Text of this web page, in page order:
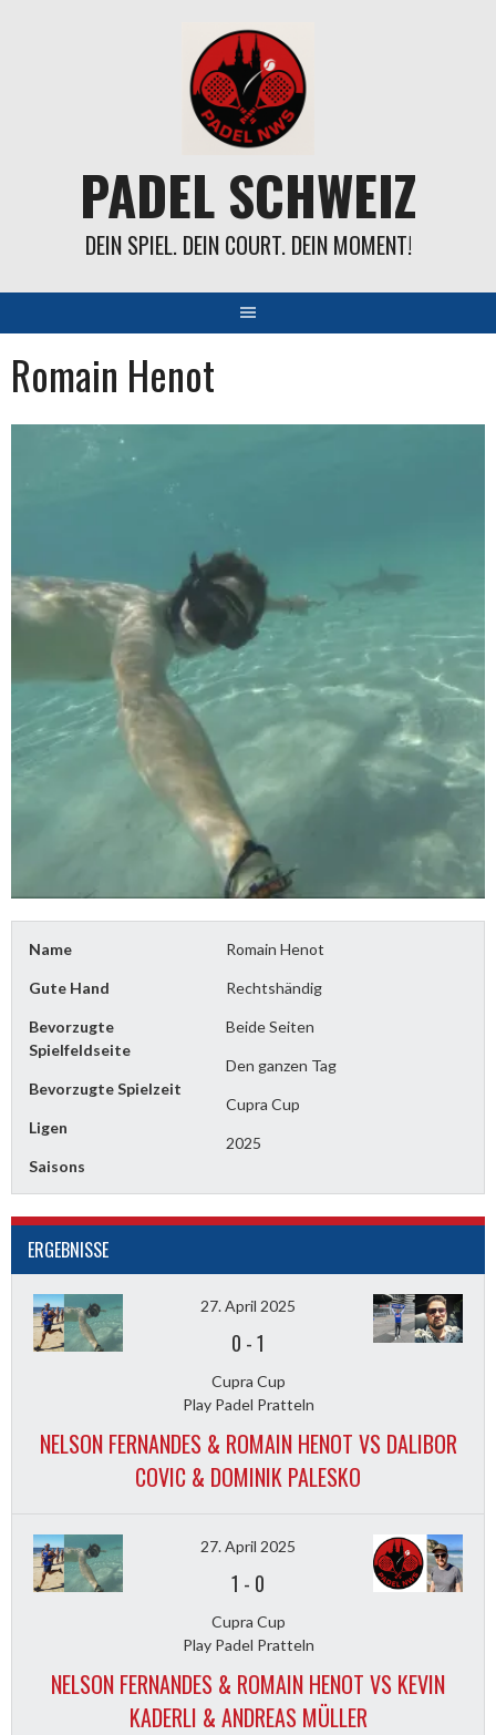
PADEL SCHWEIZ
DEIN SPIEL. DEIN COURT. DEIN MOMENT!
Romain Henot
Name Romain Henot
Gute Hand Rechtshändig
Bevorzugte
Spielfeldseite
Beide Seiten
Bevorzugte Spielzeit
Den ganzen Tag
Ligen
Cupra Cup
Saisons
2025
ERGEBNISSE
27. April 2025
0 -1
Cupra Cup
Play Padel Pratteln
NELSON FERNANDES & ROMAIN HENOT VS DALIBOR
COVIC & DOMINIK PALESKO
27. April 2025
1 - 0
Cupra Cup
Play Padel Pratteln
NELSON FERNANDES & ROMAIN HENOT VS KEVIN
KADERLI & ANDREAS MÜLLER